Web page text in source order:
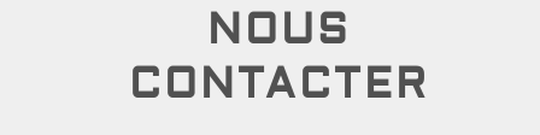
NOUS
CONTACTER